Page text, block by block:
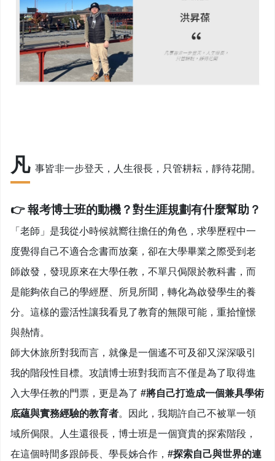
凡 事皆非一步登天，人生很長，只管耕耘，靜待花開。
👉報考博士班的動機？對生涯規劃有什麼幫助？
「老師」是我從小時候就嚮往擔任的角色，求學歷程中一
度覺得自己不適合念書而放棄，卻在大學畢業之際受到老
師啟發，發現原來在大學任教，不單只侷限於教科書，而
是能夠依自己的學經歷、所見所聞，轉化為啟發學生的養
分。這樣的靈活性讓我看見了教育的無限可能，重拾憧憬
與熱情。
師大休旅所對我而言，就像是一個遙不可及卻又深深吸引
我的階段性目標。攻讀博士班對我而言不僅是為了取得進
入大學任教的門票，更是為了 #將自己打造成一個兼具學術
底蘊與實務經驗的教育者。因此，我期許自己不被單一領
域所侷限。人生還很長，博士班是一個寶貴的探索階段，
在這個時間多跟師長、學長姊合作， #探索自己與世界的連